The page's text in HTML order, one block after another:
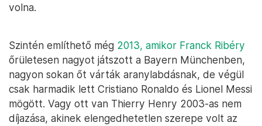
volna.
Szintén említhető még 2013, amikor Franck Ribéry
őrületesen nagyot játszott a Bayern Münchenben,
nagyon sokan őt várták aranylabdásnak, de végül
csak harmadik lett Cristiano Ronaldo és Lionel Messi
mögött. Vagy ott van Thierry Henry 2003-as nem
díjazása, akinek elengedhetetlen szerepe volt az